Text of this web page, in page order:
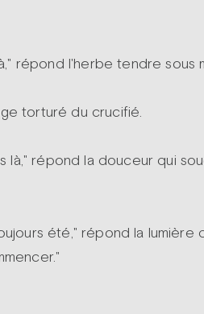
répond l'herbe tendre sous
torturé du crucifié.
là," répond la douceur qui
été," répond la lumière